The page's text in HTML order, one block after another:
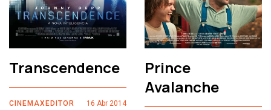
Transcendence
CINEMAXEDITOR
16 Abr 2014
Prince
Avalanche